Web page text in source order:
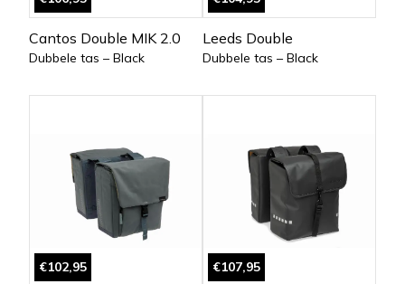
Cantos Double MIK 2.0
Dubbele tas – Black
Leeds Double
Dubbele tas – Black
€102,95 €107,95